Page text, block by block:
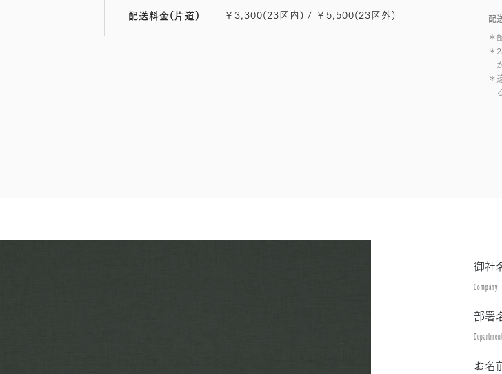
配
＊
＊
＊
配送料金(片道) ￥3,300(23区内) / ￥5,500(23区外)
御社
Company
部署
Department
お名